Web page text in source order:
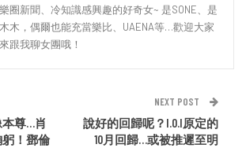
樂圈新聞、冷知識感興趣的好奇女~ 是SONE、是
木木，偶爾也能充當樂比、UAENA等…歡迎大家
來跟我聊女團哦！
尊…肖
！鄧倫
NEXT POST
說好的回歸呢？I.O.I原定的
10月回歸…或被推遲至明